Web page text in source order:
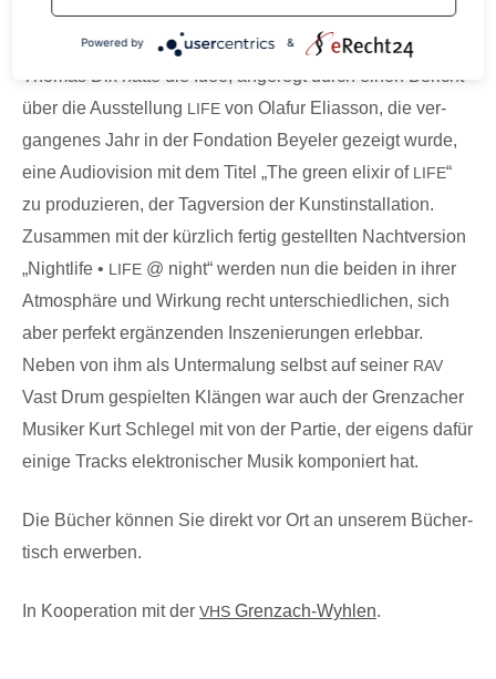
Gitar­rist Rudolf Wahl beglei­tet sie musikalisch.
Tho­mas Dix hat­te die Idee, ange­regt durch einen Bericht
über die Aus­stel­lung LIFE von Olaf­ur Eli­as­son, die ver­
gan­ge­nes Jahr in der Fon­da­ti­on Beye­ler gezeigt wur­de,
eine Audio­vi­si­on mit dem Titel „The green eli­xir of LIFE“
zu pro­du­zie­ren, der Tag­ver­si­on der Kunstinstallation.
Zusam­men mit der kürz­lich fer­tig gestell­ten Nacht­ver­si­on
„Night­li­fe • LIFE @ night“ wer­den nun die bei­den in ihrer
Atmo­sphä­re und Wir­kung recht unter­schied­li­chen, sich
aber per­fekt ergän­zen­den Insze­nie­run­gen erlebbar.
Neben von ihm als Unter­ma­lung selbst auf sei­ner RAV
Vast Drum gespiel­ten Klän­gen war auch der Grenz­a­cher
Musi­ker Kurt Schle­gel mit von der Par­tie, der eigens dafür
eini­ge Tracks elek­tro­ni­scher Musik kom­po­niert hat.
Die Bücher kön­nen Sie direkt vor Ort an unse­rem Bücher­
tisch erwerben.
In Koope­ra­ti­on mit der VHS Grenz­ach-Wyh­len.
Powered by &